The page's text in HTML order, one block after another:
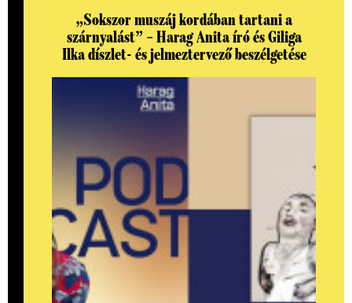
„Sokszor muszáj kordában tartani a
szárnyalást” – Harag Anita író és Giliga
Ilka díszlet- és jelmeztervező beszélgetése